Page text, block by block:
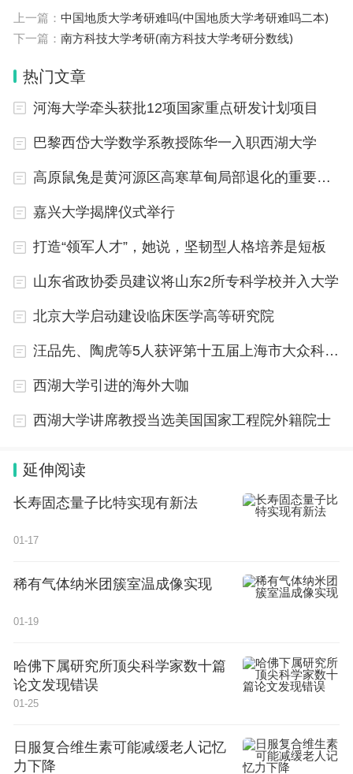
来自清华大学美术学院绘画系的硕士生陈晓萌作为毕
情。陈晓萌表明了未来还将继续投身艺术设计实践，
从事艺术设计创作，发扬学院优良传统的志向和决
心。
6月9日， 2023届清华大学美术学院本科生毕业作品
清华艺博开馆时间
每周二至周日9:00-17:00（16:30停止入馆）
上一篇： 中国地质大学考研难吗(中国地质大学考研难吗二本)
下一篇： 南方科技大学考研(南方科技大学考研分数线)
热门文章
河海大学牵头获批12项国家重点研发计划项目
巴黎西岱大学数学系教授陈华一入职西湖大学
高原鼠兔是黄河源区高寒草甸局部退化的重要影响因素
嘉兴大学揭牌仪式举行
打造“领军人才”，她说，坚韧型人格培养是短板
山东省政协委员建议将山东2所专科学校并入大学
北京大学启动建设临床医学高等研究院
汪品先、陶虎等5人获评第十五届上海市大众科学传播杰出人物
西湖大学引进的海外大咖
西湖大学讲席教授当选美国国家工程院外籍院士
延伸阅读
长寿固态量子比特实现有新法
01-17
稀有气体纳米团簇室温成像实现
01-19
哈佛下属研究所顶尖科学家数十篇
论文发现错误
01-25
日服复合维生素可能减缓老人记忆
力下降